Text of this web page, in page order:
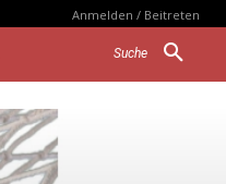
Anmelden / Beitreten
Suche